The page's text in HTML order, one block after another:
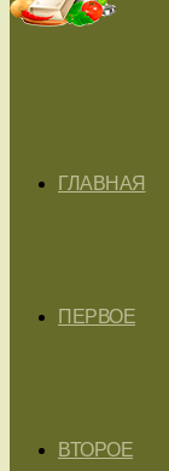
ГЛАВНАЯ
ПЕРВОЕ
ВТОРОЕ